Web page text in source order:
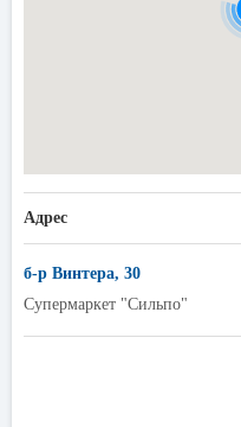
Адрес
б-р Винтера, 30
Супермаркет "Сильпо"